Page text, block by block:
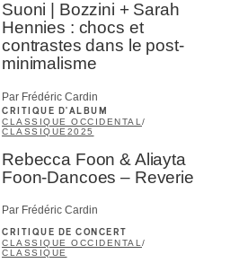
Suoni | Bozzini + Sarah
Hennies : chocs et
contrastes dans le post-
minimalisme
Par Frédéric Cardin
CRITIQUE D'ALBUM
CLASSIQUE OCCIDENTAL /
CLASSIQUE 2025
Rebecca Foon & Aliayta
Foon-Dancoes – Reverie
Par Frédéric Cardin
CRITIQUE DE CONCERT
CLASSIQUE OCCIDENTAL /
CLASSIQUE